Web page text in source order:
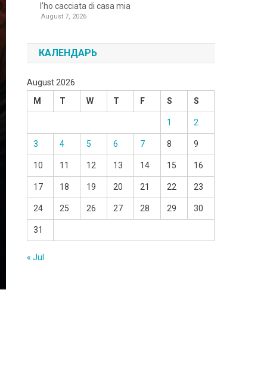
l’ho cacciata di casa mia
August 7, 2026
КАЛЕНДАРЬ
August 2026
M
T W T F S S
1 2
3 4 5 6 7 8 9
10 11 12 13 14 15 16
17 18 19 20 21 22 23
24 25 26 27 28 29 30
31
« Jul